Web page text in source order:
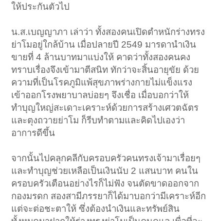
ให้ประกันตัวไป
น.ส.เบญญาภา เล่าว่า ทั้งสองคนเปิดตำหนักร่างทรง
ย่าโมอยู่ใกล้บ้าน เมื่อปลายปี 2549 มารดานำเงิน
ขายที่ 4 ล้านบาทมาแบ่งให้ คาดว่าทั้งสองคนคง
ทราบเรื่องจึงเข้ามาตีสนิท ทักว่าจะสิ้นอายุขัย ด้วย
ความที่เป็นโรคภูมิแพ้สุขภาพร่างกายไม่แข็งแรง
เข้าออกโรงพยาบาลบ่อยๆ จึงเชื่อ เมื่อบอกว่าให้
ทำบุญใหญ่สะเดาะเคราะห์ด้วยการสร้างเศวตฉัตร
และตุงถวายย่าโม ก็รีบทำตามและคิดไปเองว่า
อาการดีขึ้น
จากนั้นไปคลุกคลีกับครอบครัวคนทรงเจ้ามาเรื่อยๆ
และทำบุญช่วยเหลือเป็นเงินนับ 2 แสนบาท คนใน
ครอบครัวเตือนอย่างไรก็ไม่ฟัง จนตัดขาดออกจาก
กองมรดก สองสามีภรรยาก็ได้มาบอกว่ามีเคราะห์อีก
แต่จะต่อชะตาให้ ซึ่งต้องนำเงินและทรัพย์สิน